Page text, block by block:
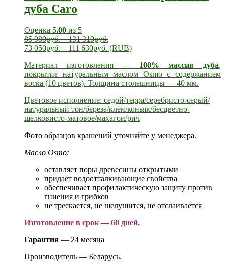
дуба Caro
Оценка 5.00 из 5
85 980руб.–131 310руб.
73 050руб. – 111 630руб. (RUB)
Материал изготовления — 100% массив дуба,
покрытие натуральным маслом Osmo с содержанием
воска (10 цветов). Толщина столешницы — 40 мм.
Цветовое исполнение: седой/терра/серебристо-серый/
натуральный тон/береза/клен/коньяк/бесцветно-
шелковисто-матовое/махагон/рич
Фото образцов крашений уточняйте у менеджера.
Масло Osmo:
оставляет поры древесины открытыми
придает водоотталкивающие свойства
обеспечивает профилактическую защиту против
гниения и грибков
не трескается, не шелушится, не отслаивается
Изготовление в срок — 60 дней.
Гарантия — 24 месяца
Производитель — Беларусь.